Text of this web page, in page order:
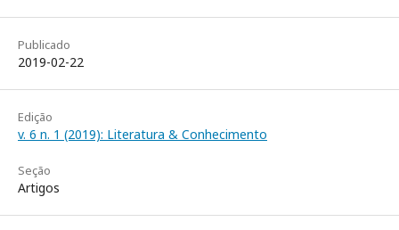
Publicado
2019-02-22
Edição
v. 6 n. 1 (2019): Literatura & Conhecimento
Seção
Artigos